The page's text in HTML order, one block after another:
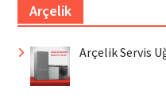
Arçelik
Arçelik Servis